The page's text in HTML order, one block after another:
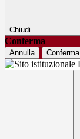
Chiudi
Conferma
Annulla Conferma